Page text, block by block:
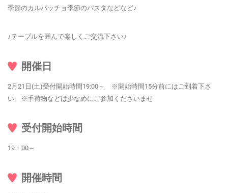
季節のカルパッチョ季節のパスタなどなど♪
♪テーブルを囲んで楽しくご交流下さい♪
開催日
2月21日(土)受付開始時間19:00～ ※開始時間15分前にはご到着下さ
い。※手荷物などは少なめにご参加くださいませ
受付開始時間
19：00～
開催時間